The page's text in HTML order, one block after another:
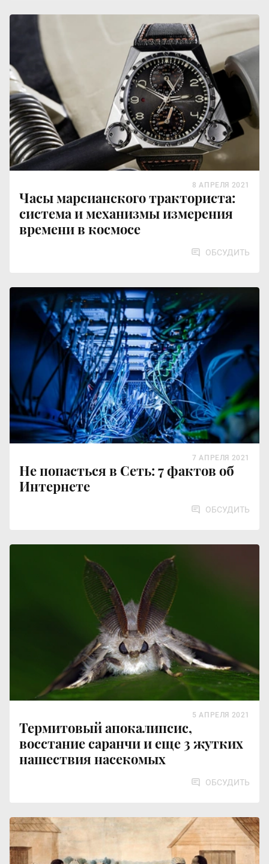
Часы марсианского тракториста:
система и механизмы измерения
времени в космосе
8 АПРЕЛЯ 2021
ОБСУДИТЬ
Не попасться в Сеть: 7 фактов об
Интернете
7 АПРЕЛЯ 2021
ОБСУДИТЬ
Термитовый апокалипсис,
восстание саранчи и еще 3 жутких
нашествия насекомых
5 АПРЕЛЯ 2021
ОБСУДИТЬ